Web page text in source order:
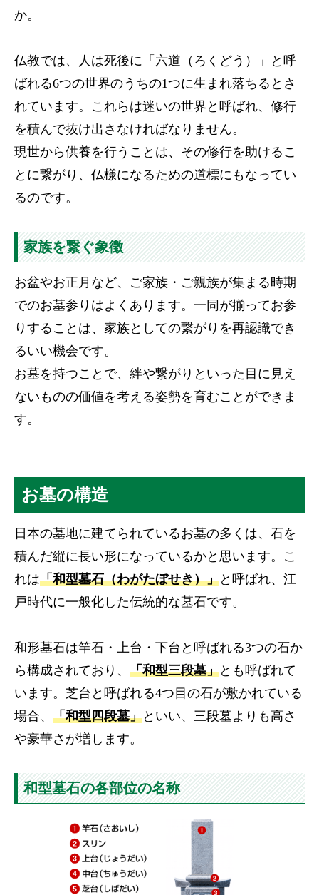
か。
仏教では、人は死後に「六道（ろくどう）」と呼
ばれる6つの世界のうちの1つに生まれ落ちるとさ
れています。これらは迷いの世界と呼ばれ、修行
を積んで抜け出さなければなりません。
現世から供養を行うことは、その修行を助けるこ
とに繋がり、仏様になるための道標にもなってい
るのです。
家族を繋ぐ象徴
お盆やお正月など、ご家族・ご親族が集まる時期
でのお墓参りはよくあります。一同が揃ってお参
りすることは、家族としての繋がりを再認識でき
るいい機会です。
お墓を持つことで、絆や繋がりといった目に見え
ないものの価値を考える姿勢を育むことができま
す。
お墓の構造
日本の墓地に建てられているお墓の多くは、石を
積んだ縦に長い形になっているかと思います。こ
れは「和型墓石（わがたぼせき）」と呼ばれ、江
戸時代に一般化した伝統的な墓石です。
和形墓石は竿石・上台・下台と呼ばれる3つの石か
ら構成されており、 「和型三段墓」とも呼ばれて
います。芝台と呼ばれる4つ目の石が敷かれている
場合、 「和型四段墓」といい、三段墓よりも高さ
や豪華さが増します。
和型墓石の各部位の名称